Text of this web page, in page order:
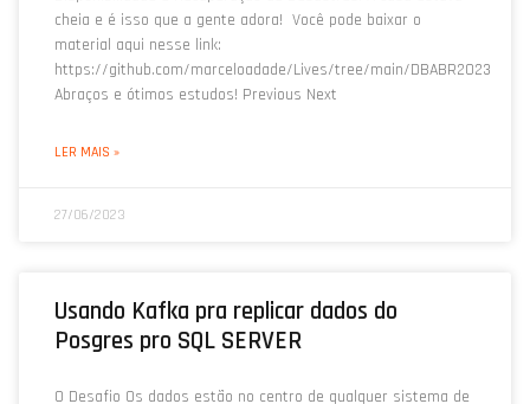
cheia e é isso que a gente adora! Você pode baixar o
material aqui nesse link:
https://github.com/marceloadade/Lives/tree/main/DBABR2023
Abraços e ótimos estudos! Previous Next
LER MAIS »
27/06/2023
Usando Kafka pra replicar dados do
Posgres pro SQL SERVER
O Desafio Os dados estão no centro de qualquer sistema de